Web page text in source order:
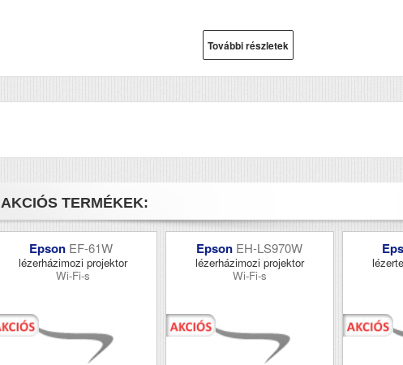
További részletek
AKCIÓS TERMÉKEK:
Epson EF-61W
lézerházimozi projektor
Wi-Fi-s
Epson EH-LS970W
lézerházimozi projektor
Wi-Fi-s